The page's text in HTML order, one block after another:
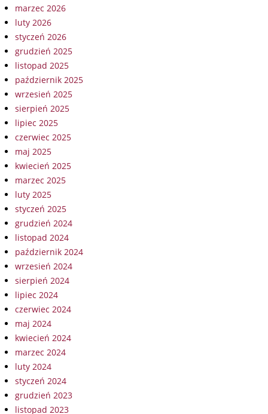
marzec 2026
luty 2026
styczeń 2026
grudzień 2025
listopad 2025
październik 2025
wrzesień 2025
sierpień 2025
lipiec 2025
czerwiec 2025
maj 2025
kwiecień 2025
marzec 2025
luty 2025
styczeń 2025
grudzień 2024
listopad 2024
październik 2024
wrzesień 2024
sierpień 2024
lipiec 2024
czerwiec 2024
maj 2024
kwiecień 2024
marzec 2024
luty 2024
styczeń 2024
grudzień 2023
listopad 2023